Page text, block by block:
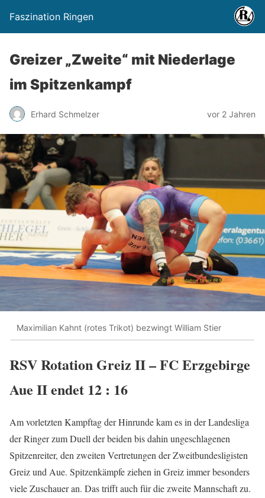
Faszination Ringen
Greizer „Zweite“ mit Niederlage
im Spitzenkampf
Erhard Schmelzer vor 2 Jahren
Maximilian Kahnt (rotes Trikot) bezwingt William Stier
RSV Rotation Greiz II – FC Erzgebirge
Aue II endet 12 : 16
Am vorletzten Kampftag der Hinrunde kam es in der Landesliga
der Ringer zum Duell der beiden bis dahin ungeschlagenen
Spitzenreiter, den zweiten Vertretungen der Zweitbundesligisten
Greiz und Aue. Spitzenkämpfe ziehen in Greiz immer besonders
viele Zuschauer an. Das trifft auch für die zweite Mannschaft zu.